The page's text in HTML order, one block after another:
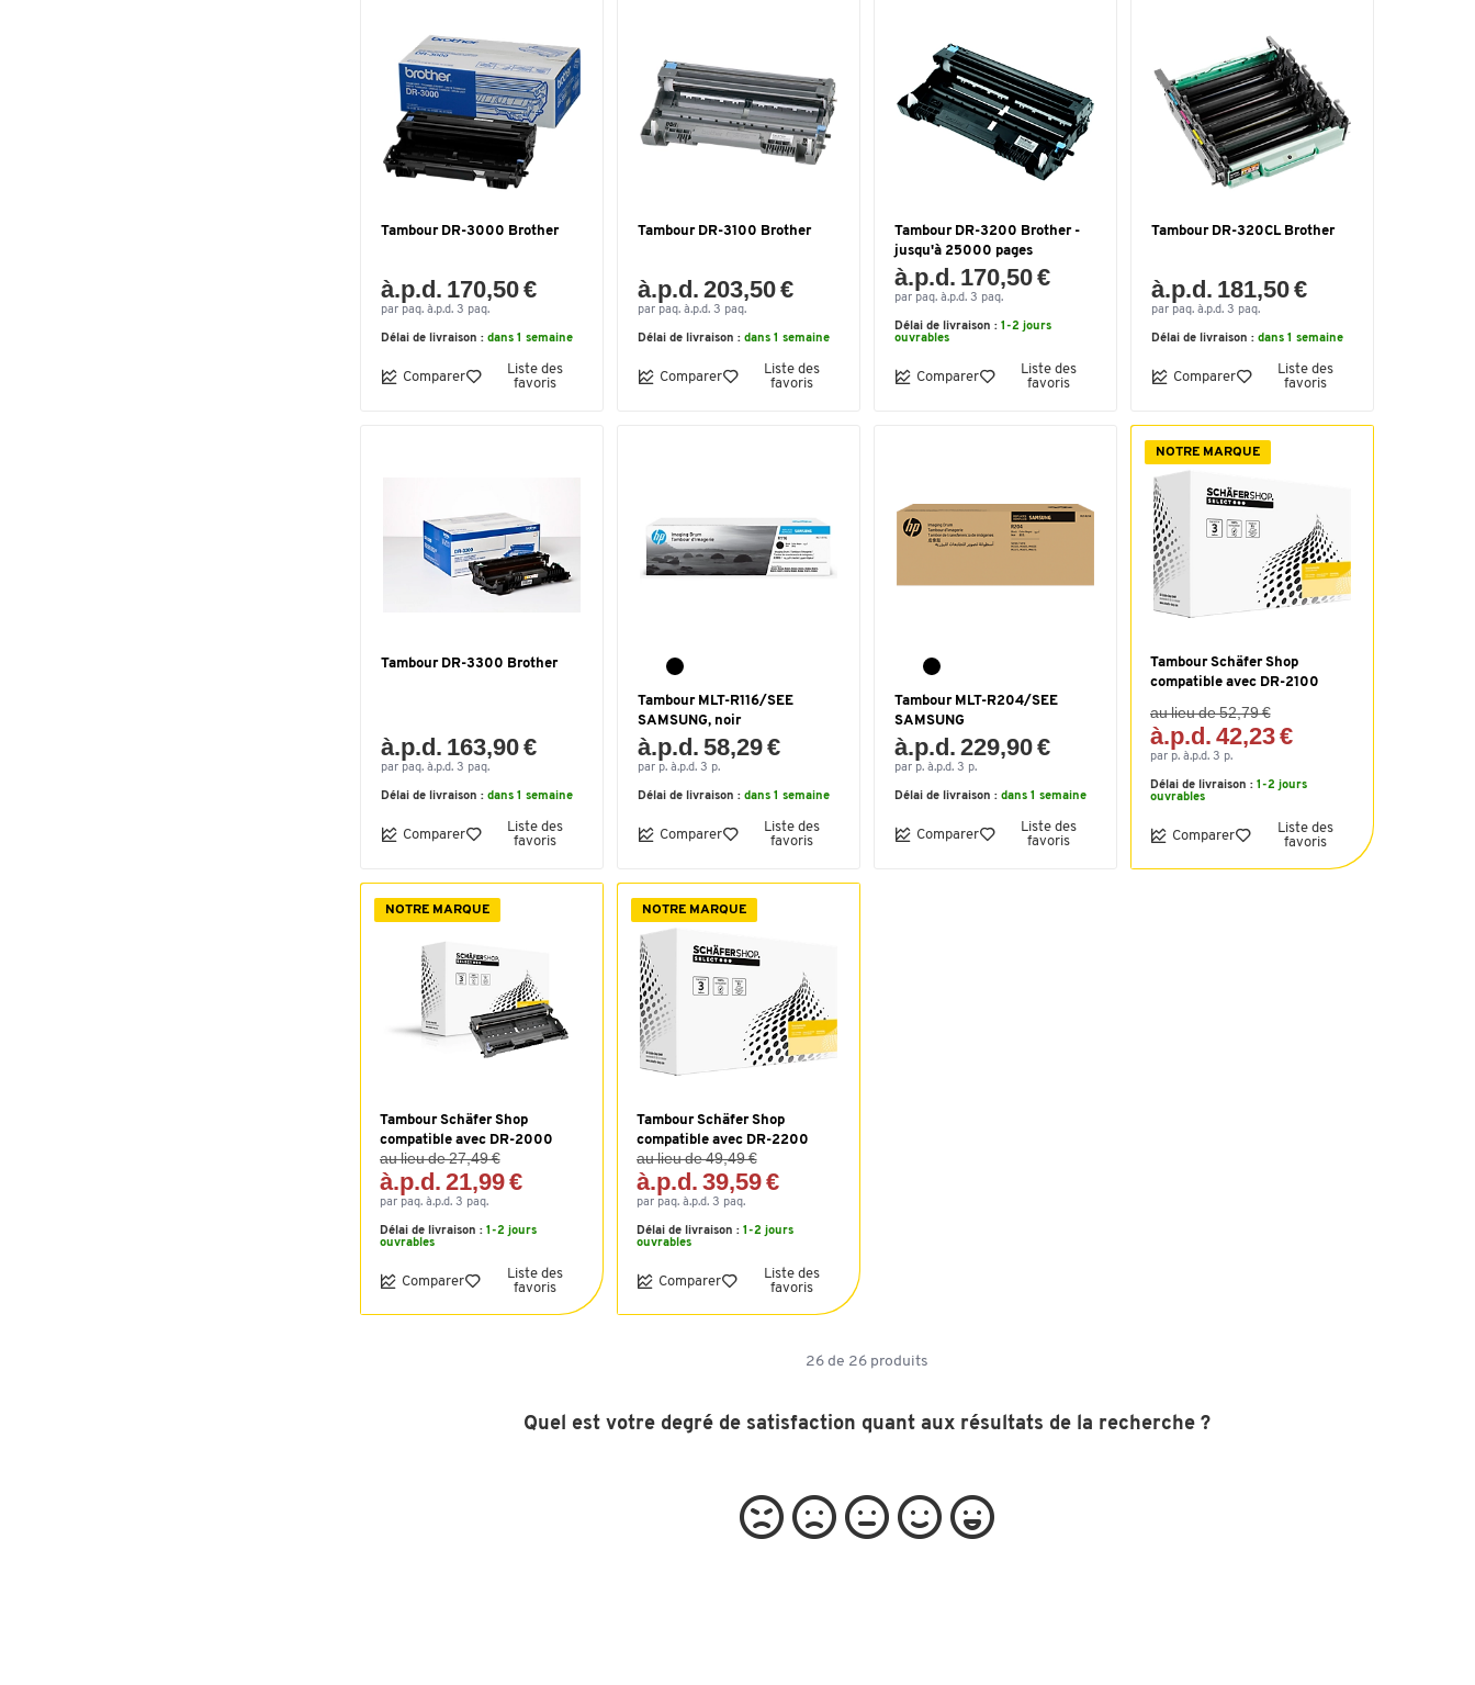
Tambour DR-3000 Brother
à.p.d. 170,50 €
par paq. à.p.d. 3 paq.
Délai de livraison : dans 1 semaine
Comparer
Liste des
favoris
Tambour DR-3100 Brother
à.p.d. 203,50 €
par paq. à.p.d. 3 paq.
Délai de livraison : dans 1 semaine
Comparer
Liste des
favoris
Tambour DR-3200 Brother -
jusqu'à 25000 pages
à.p.d. 170,50 €
par paq. à.p.d. 3 paq.
Délai de livraison : 1-2 jours
ouvrables
Comparer
Liste des
favoris
Tambour DR-320CL Brother
à.p.d. 181,50 €
par paq. à.p.d. 3 paq.
Délai de livraison : dans 1 semaine
Comparer
Liste des
favoris
Tambour DR-3300 Brother
à.p.d. 163,90 €
par paq. à.p.d. 3 paq.
Délai de livraison : dans 1 semaine
Comparer
Liste des
favoris
Tambour MLT-R116/SEE
SAMSUNG, noir
à.p.d. 58,29 €
par p. à.p.d. 3 p.
Délai de livraison : dans 1 semaine
Comparer
Liste des
favoris
Tambour MLT-R204/SEE
SAMSUNG
à.p.d. 229,90 €
par p. à.p.d. 3 p.
Délai de livraison : dans 1 semaine
Comparer
Liste des
favoris
NOTRE MARQUE
Tambour Schäfer Shop
compatible avec DR-2100
au lieu de 52,79 €
à.p.d. 42,23 €
par p. à.p.d. 3 p.
Délai de livraison : 1-2 jours
ouvrables
Comparer
Liste des
favoris
NOTRE MARQUE
Tambour Schäfer Shop
compatible avec DR-2000
au lieu de 27,49 €
à.p.d. 21,99 €
par paq. à.p.d. 3 paq.
Délai de livraison : 1-2 jours
ouvrables
Comparer
Liste des
favoris
NOTRE MARQUE
Tambour Schäfer Shop
compatible avec DR-2200
au lieu de 49,49 €
à.p.d. 39,59 €
par paq. à.p.d. 3 paq.
Délai de livraison : 1-2 jours
ouvrables
Comparer
Liste des
favoris
26 de 26 produits
Quel est votre degré de satisfaction quant aux résultats de la recherche ?